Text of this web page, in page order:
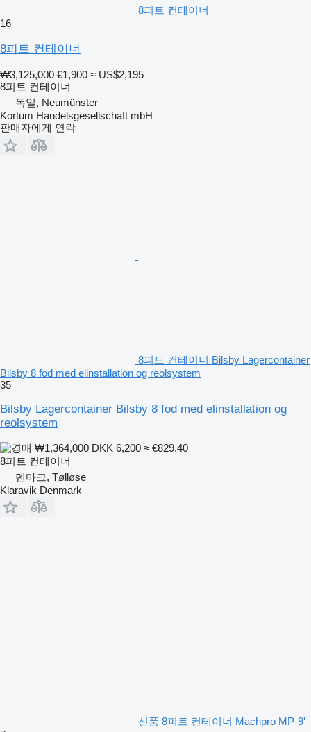
8피트 컨테이너
16
8피트 컨테이너
₩3,125,000 €1,900 ≈ US$2,195
8피트 컨테이너
독일, Neumünster
Kortum Handelsgesellschaft mbH
판매자에게 연락
8피트 컨테이너 Bilsby Lagercontainer
Bilsby 8 fod med elinstallation og reolsystem
35
Bilsby Lagercontainer Bilsby 8 fod med elinstallation og
reolsystem
₩1,364,000 DKK 6,200 ≈ €829.40
8피트 컨테이너
덴마크, Tølløse
Klaravik Denmark
신품 8피트 컨테이너 Machpro MP-9'